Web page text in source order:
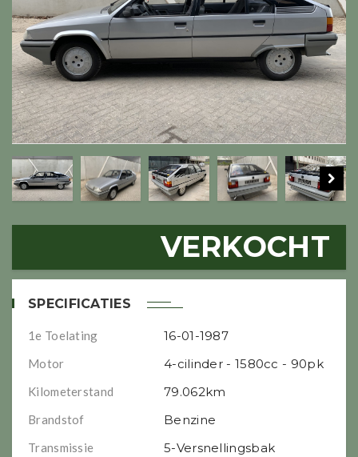
VERKOCHT
SPECIFICATIES
1e Toelating 16-01-1987
Motor 4-cilinder - 1580cc - 90pk
Kilometerstand 79.062km
Brandstof Benzine
Transmissie 5-Versnellingsbak